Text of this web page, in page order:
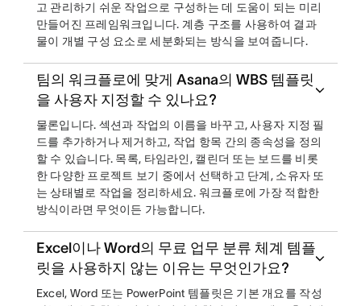
고 관리하기 쉬운 작업으로 구성하는 데 도움이 되는 미리
만들어진 프레임워크입니다. 계층 구조를 사용하여 결과
물이 개별 구성 요소로 세분화되는 방식을 보여줍니다.
팀의 워크플로에 맞게 Asana의 WBS 템플릿
을 사용자 지정할 수 있나요?
물론입니다. 섹션과 작업의 이름을 바꾸고, 사용자 지정 필
드를 추가하거나 제거하고, 작업 항목 간의 종속성을 정의
할 수 있습니다. 목록, 타임라인, 캘린더 또는 보드를 비롯
한 다양한 프로젝트 보기 중에서 선택하고 단계, 소유자 또
는 상태별로 작업을 정리하세요. 워크플로에 가장 적합한
방식이라면 무엇이든 가능합니다.
Excel이나 Word의 무료 업무 분류 체계 템플
릿을 사용하지 않는 이유는 무엇인가요?
Excel, Word 또는 PowerPoint 템플릿은 기본 개요를 작성